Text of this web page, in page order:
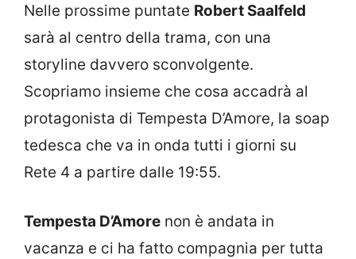
Nelle prossime puntate Robert Saalfeld
sarà al centro della trama, con una
storyline davvero sconvolgente.
Scopriamo insieme che cosa accadrà al
protagonista di Tempesta D’Amore, la soap
tedesca che va in onda tutti i giorni su
Rete 4 a partire dalle 19:55.
Tempesta D’Amore non è andata in
vacanza e ci ha fatto compagnia per tutta